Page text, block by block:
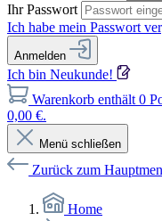
Ihr Passwort
Ich habe mein Passwort
Anmelden
Ich bin Neukunde!
Warenkorb enthält 0
0,00 €.
Menü schließen
Zurück zum
Home